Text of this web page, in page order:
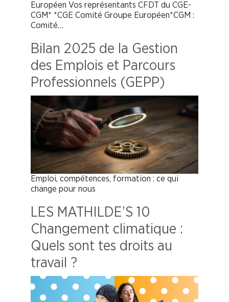
Européen Vos représentants CFDT du CGE-
CGM* *CGE Comité Groupe Européen*CGM :
Comité…
Bilan 2025 de la Gestion
des Emplois et Parcours
Professionnels (GEPP)
Emploi, compétences, formation : ce qui
change pour nous
LES MATHILDE’S 10
Changement climatique :
Quels sont tes droits au
travail ?